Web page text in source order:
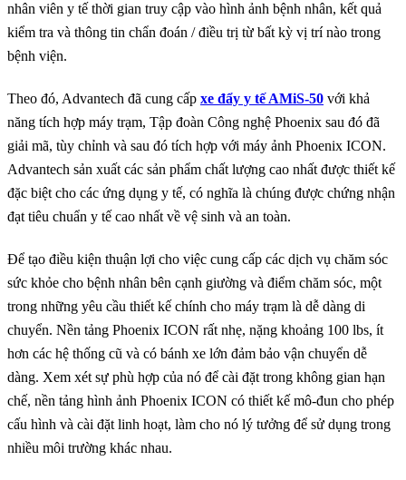
nhân viên y tế thời gian truy cập vào hình ảnh bệnh nhân, kết quả
kiểm tra và thông tin chẩn đoán / điều trị từ bất kỳ vị trí nào trong
bệnh viện.
Theo đó, Advantech đã cung cấp xe đẩy y tế AMiS-50 với khả
năng tích hợp máy trạm, Tập đoàn Công nghệ Phoenix sau đó đã
giải mã, tùy chỉnh và sau đó tích hợp với máy ảnh Phoenix ICON.
Advantech sản xuất các sản phẩm chất lượng cao nhất được thiết kế
đặc biệt cho các ứng dụng y tế, có nghĩa là chúng được chứng nhận
đạt tiêu chuẩn y tế cao nhất về vệ sinh và an toàn.
Để tạo điều kiện thuận lợi cho việc cung cấp các dịch vụ chăm sóc
sức khỏe cho bệnh nhân bên cạnh giường và điểm chăm sóc, một
trong những yêu cầu thiết kế chính cho máy trạm là dễ dàng di
chuyển. Nền tảng Phoenix ICON rất nhẹ, nặng khoảng 100 lbs, ít
hơn các hệ thống cũ và có bánh xe lớn đảm bảo vận chuyển dễ
dàng. Xem xét sự phù hợp của nó để cài đặt trong không gian hạn
chế, nền tảng hình ảnh Phoenix ICON có thiết kế mô-đun cho phép
cấu hình và cài đặt linh hoạt, làm cho nó lý tưởng để sử dụng trong
nhiều môi trường khác nhau.